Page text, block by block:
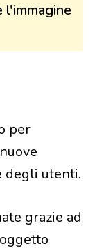
l'immagine
per
degli utenti.
grazie ad